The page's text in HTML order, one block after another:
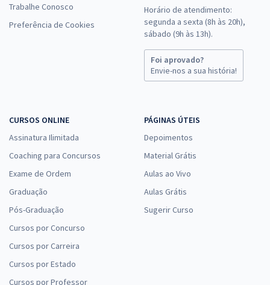
Trabalhe Conosco
Preferência de Cookies
Horário de atendimento:
segunda a sexta (8h às 20h),
sábado (9h às 13h).
Foi aprovado?
Envie-nos a sua história!
CURSOS ONLINE
Assinatura Ilimitada
Coaching para Concursos
Exame de Ordem
Graduação
Pós-Graduação
Cursos por Concurso
Cursos por Carreira
Cursos por Estado
Cursos por Professor
PÁGINAS ÚTEIS
Depoimentos
Material Grátis
Aulas ao Vivo
Aulas Grátis
Sugerir Curso